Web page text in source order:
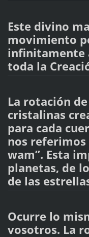
Este divino
movimiento
infinitamente
toda la
La rotación
cristalinas
para cada
nos referimos
wam”. Esta
planetas, de
de las
Ocurre lo
vosotros. La